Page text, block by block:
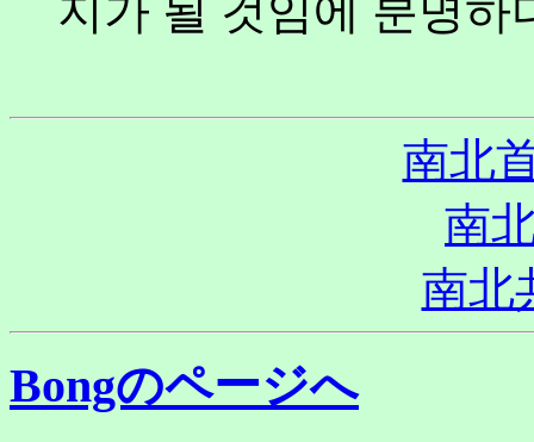
지가 될 것임에 분명하
南北
南
南北
Bongのページへ